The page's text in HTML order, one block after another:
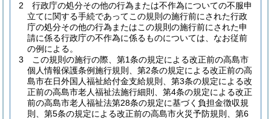
2
行政庁の処分その他の行為または不作為についての不服申
立てに関する手続であってこの規則の施行前にされた行政
庁の処分その他の行為またはこの規則の施行前にされた申
請に係る行政庁の不作為に係るものについては、なお従前
の例による。
3
この規則の施行の際、第1条の規定による改正前の高島市
個人情報保護条例施行規則、第2条の規定による改正前の高
島市在日外国人福祉給付金支給規則、第3条の規定による改
正前の高島市老人福祉法施行細則、第4条の規定による改正
前の高島市老人福祉法第28条の規定に基づく負担金徴収規
則、第5条の規定による改正前の高島市火災予防規則、第6